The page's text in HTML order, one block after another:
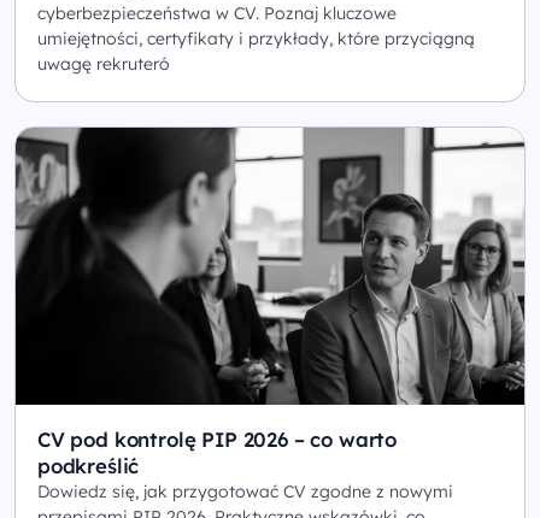
cyberbezpieczeństwa w CV. Poznaj kluczowe
umiejętności, certyfikaty i przykłady, które przyciągną
uwagę rekruteró
CV pod kontrolę PIP 2026 – co warto
podkreślić
Dowiedz się, jak przygotować CV zgodne z nowymi